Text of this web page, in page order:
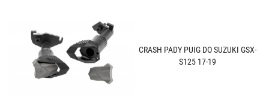
CRASH PADY PUIG DO SUZUKI GSX-
S125 17-19